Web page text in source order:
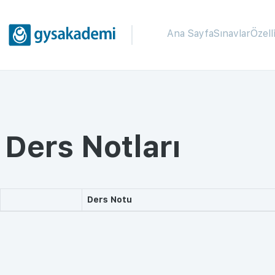
Ana SayfaSınavlar
Ders Notları
Ders Notu